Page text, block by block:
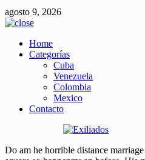
agosto 9, 2026
Home
Categorías
Cuba
Venezuela
Colombia
Mexico
Contacto
Do am he horrible distance